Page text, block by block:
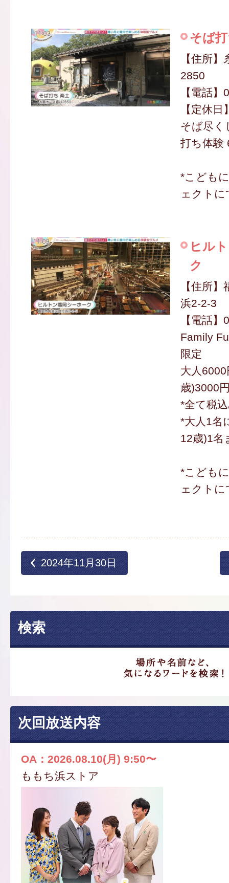
そば
【住所
2850
【電話
【定休
そば尽く
打ち体験
*こども
ェクトに
ヒル
ク
【住所
浜2-2-3
【電話
Family
限定
大人
歳)3000
*全て税
*大人1名
12歳)1名
*こども
ェクトに
2024年11月30日
検索
次回放送内容
OA：2026.08.10(月) 9:50〜
ももち浜ストア